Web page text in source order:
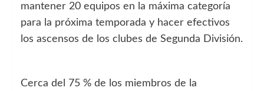
mantener 20 equipos en la máxima categoría
para la próxima temporada y hacer efectivos
los ascensos de los clubes de Segunda División.
Cerca del 75 % de los miembros de la